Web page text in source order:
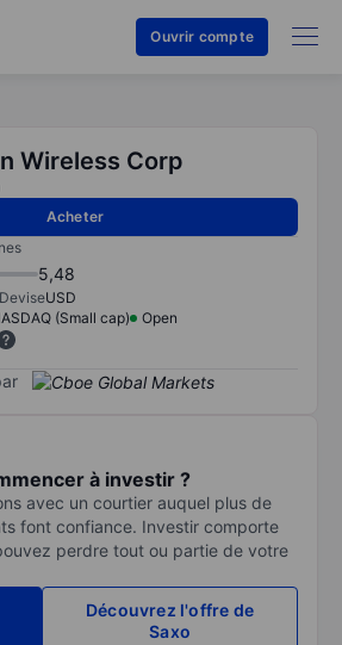
Ouvrir compte
Wireless Corp
Acheter
5,48
DeviseUSD
(Small cap)
Open
à investir ?
avec un courtier auquel plus de
font confiance. Investir comporte
perdre tout ou partie de votre
Découvrez l'offre de
Saxo